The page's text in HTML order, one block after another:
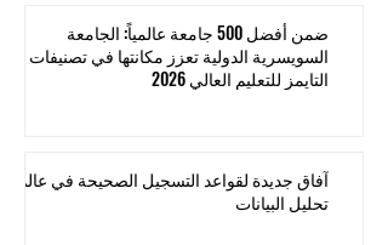
ضمن أفضل 500 جامعة عالمياً: الجامعة